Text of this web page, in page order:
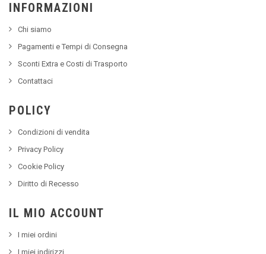
INFORMAZIONI
Chi siamo
Pagamenti e Tempi di Consegna
Sconti Extra e Costi di Trasporto
Contattaci
POLICY
Condizioni di vendita
Privacy Policy
Cookie Policy
Diritto di Recesso
IL MIO ACCOUNT
I miei ordini
I miei indirizzi